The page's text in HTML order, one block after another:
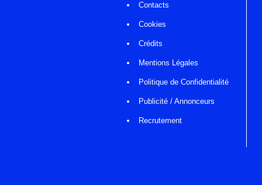
Contacts
Cookies
Crédits
Mentions Légales
Politique de Confidentialité
Publicité / Annonceurs
Recrutement